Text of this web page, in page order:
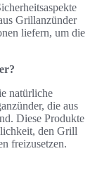
Grillanzünder
liefern, um die
natürliche
die aus
Diese Produkte
den Grill
freizusetzen.